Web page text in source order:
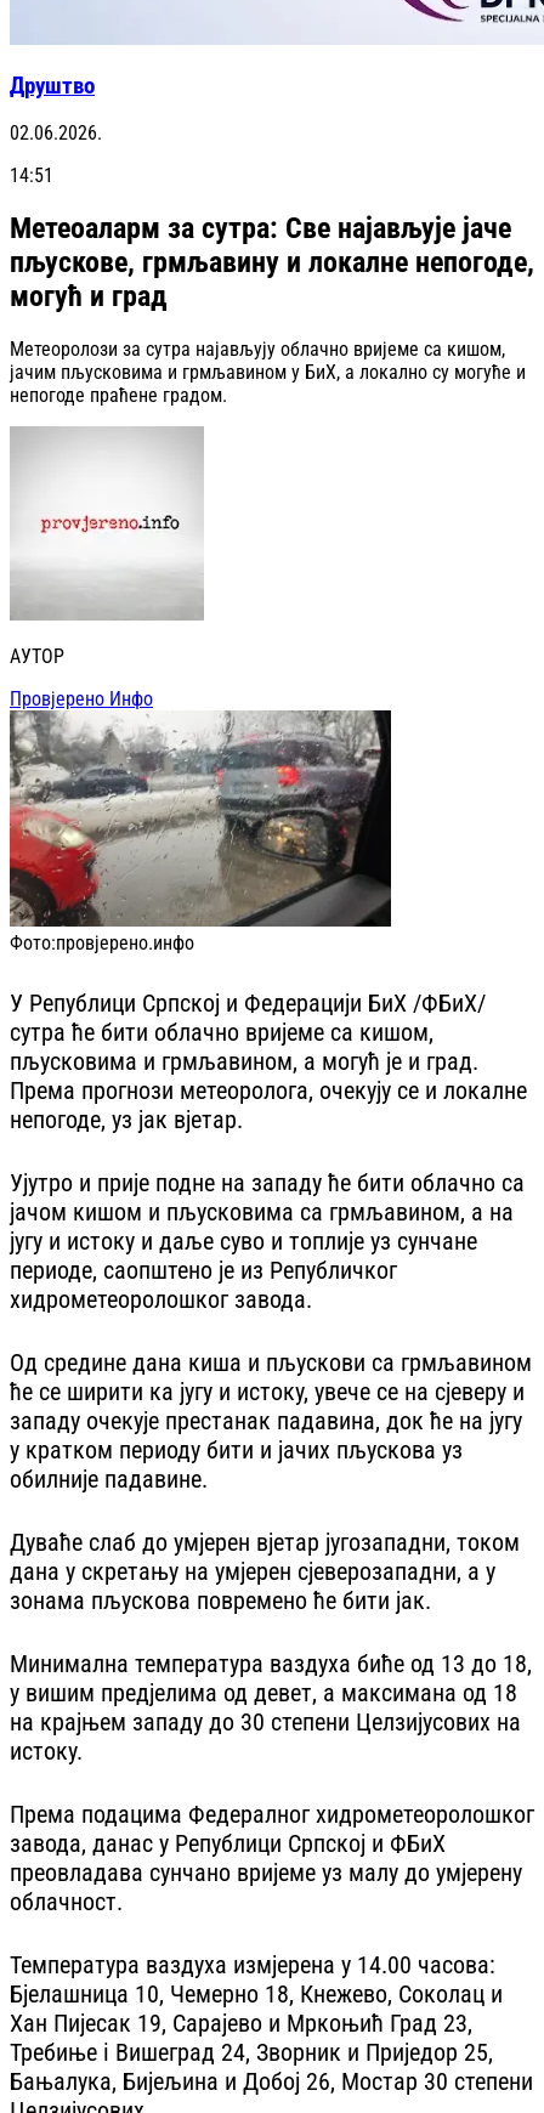
Друштво
02.06.2026.
14:51
Метеоаларм за сутра: Све најављује јаче
пљускове, грмљавину и локалне непогоде,
могућ и град
Метеоролози за сутра најављују облачно вријеме са кишом,
јачим пљусковима и грмљавином у БиХ, а локално су могуће и
непогоде праћене градом.
АУТОР
Провјерено Инфо
Фото:провјерено.инфо
У Републици Српској и Федерацији БиХ /ФБиХ/
сутра ће бити облачно вријеме са кишом,
пљусковима и грмљавином, а могућ је и град.
Према прогнози метеоролога, очекују се и локалне
непогоде, уз јак вјетар.
Ујутро и прије подне на западу ће бити облачно са
јачом кишом и пљусковима са грмљавином, а на
југу и истоку и даље суво и топлије уз сунчане
периоде, саопштено је из Републичког
хидрометеоролошког завода.
Од средине дана киша и пљускови са грмљавином
ће се ширити ка југу и истоку, увече се на сјеверу и
западу очекује престанак падавина, док ће на југу
у кратком периоду бити и јачих пљускова уз
обилније падавине.
Дуваће слаб до умјерен вјетар југозападни, током
дана у скретању на умјерен сјеверозападни, а у
зонама пљускова повремено ће бити јак.
Минимална температура ваздуха биће од 13 до 18,
у вишим предјелима од девет, а максимана од 18
на крајњем западу до 30 степени Целзијусових на
истоку.
Према подацима Федералног хидрометеоролошког
завода, данас у Републици Српској и ФБиХ
преовладава сунчано вријеме уз малу до умјерену
облачност.
Температура ваздуха измјерена у 14.00 часова:
Бјелашница 10, Чемерно 18, Кнежево, Соколац и
Хан Пијесак 19, Сарајево и Мркоњић Град 23,
Требиње i Вишеград 24, Зворник и Приједор 25,
Бањалука, Бијељина и Добој 26, Мостар 30 степени